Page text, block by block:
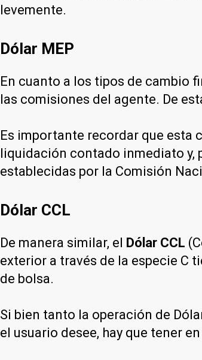
levemente.
Dólar MEP
En cuanto a los tipos de cambio
las comisiones del agente. De
Es importante recordar que esta
liquidación contado inmediato y,
establecidas por la Comisión
Dólar CCL
De manera similar, el Dólar CCL
exterior a través de la especie C
de bolsa.
Si bien tanto la operación de
el usuario desee, hay que tener